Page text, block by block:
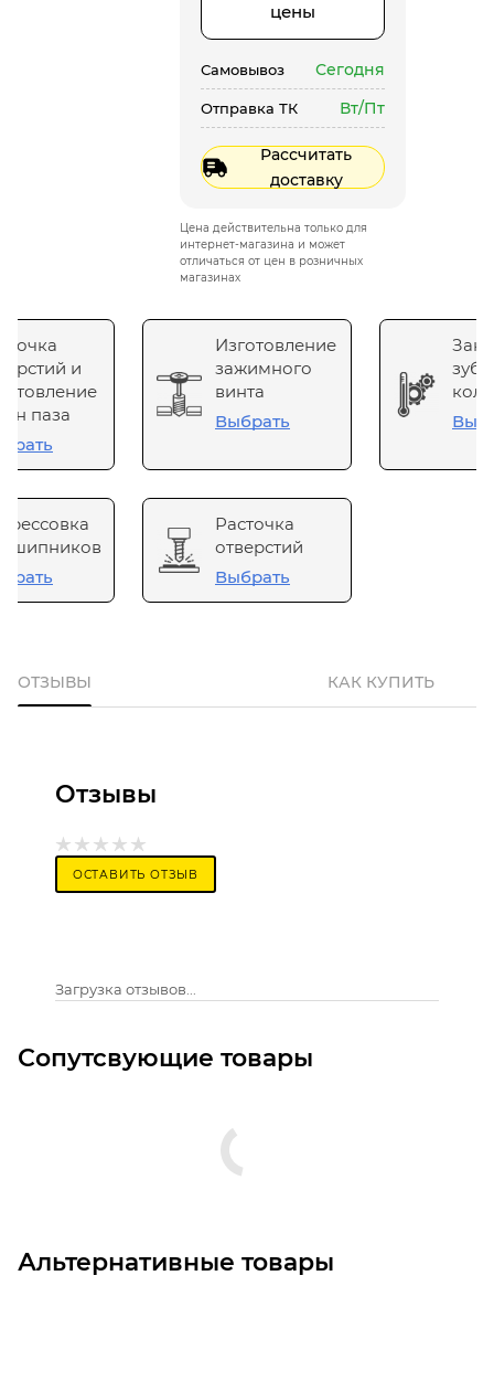
цены
Самовывоз Сегодня
Отправка ТК Вт/Пт
Рассчитать
доставку
Цена действительна только для
интернет-магазина и может
отличаться от цен в розничных
магазинах
и
паза
Изготовление
зажимного
винта
Выбрать
Расточка
отверстий
Выбрать
ОТЗЫВЫ КАК КУПИТЬ
Отзывы
ОСТАВИТЬ ОТЗЫВ
Загрузка отзывов...
Сопутсвующие товары
Альтернативные товары